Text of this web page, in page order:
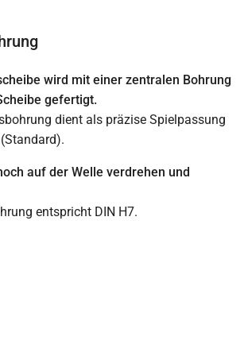
wird mit einer zentralen Bohrung
gefertigt.
dient als präzise Spielpassung
auf der Welle verdrehen und
entspricht DIN H7.